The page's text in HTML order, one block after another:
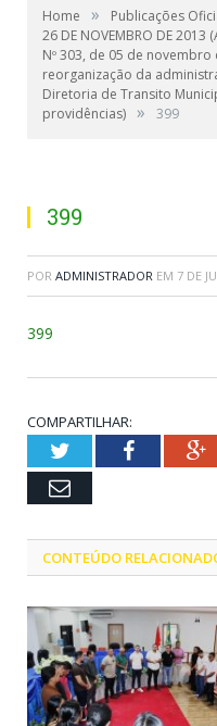
Home » Publicações
26 DE NOVEMBRO DE
Nº 303, de 05 de
reorganização da
Diretoria de Transito
providências) » 399
399
POR ADMINISTRADOR EM 7 DE
399
COMPARTILHAR:
TwitterFacebook
Email
CONTEÚDO